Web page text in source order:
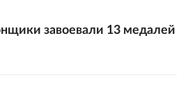
завоевали 13 медалей